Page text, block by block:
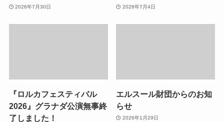
2026年7月30日 2026年7月4日
『ロルカフェスティバル
2026』グラナダ公演無事終
了しました！
エルスール財団からのお知
らせ
2026年1月29日